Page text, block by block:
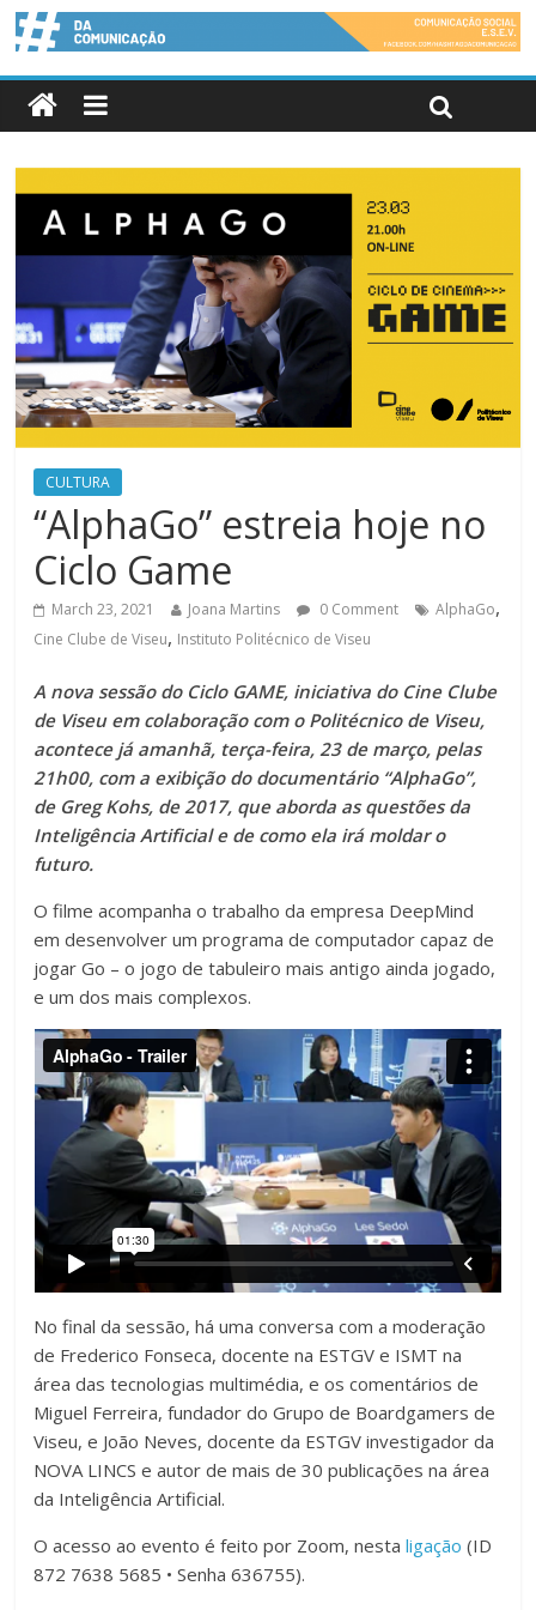
CULTURA
“AlphaGo” estreia hoje no
Ciclo Game
March 23, 2021 Joana Martins 0 Comment AlphaGo,
Cine Clube de Viseu, Instituto Politécnico de Viseu
A nova sessão do Ciclo GAME, iniciativa do Cine Clube
de Viseu em colaboração com o Politécnico de Viseu,
acontece já amanhã, terça-feira, 23 de março, pelas
21h00, com a exibição do documentário “AlphaGo”,
de Greg Kohs, de 2017, que aborda as questões da
Inteligência Artificial e de como ela irá moldar o
futuro.
O filme acompanha o trabalho da empresa DeepMind
em desenvolver um programa de computador capaz de
jogar Go – o jogo de tabuleiro mais antigo ainda jogado,
e um dos mais complexos.
No final da sessão, há uma conversa com a moderação
de Frederico Fonseca, docente na ESTGV e ISMT na
área das tecnologias multimédia, e os comentários de
Miguel Ferreira, fundador do Grupo de Boardgamers de
Viseu, e João Neves, docente da ESTGV investigador da
NOVA LINCS e autor de mais de 30 publicações na área
da Inteligência Artificial.
O acesso ao evento é feito por Zoom, nestaligação (ID
872 7638 5685 • Senha 636755).